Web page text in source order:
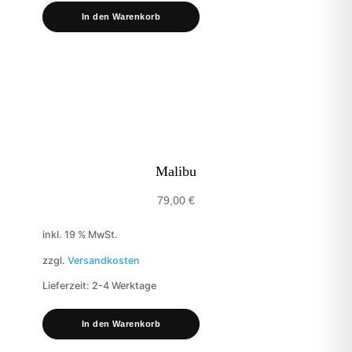
In den Warenkorb
Malibu
79,00 €
inkl. 19 % MwSt.
zzgl. Versandkosten
Lieferzeit: 2-4 Werktage
In den Warenkorb